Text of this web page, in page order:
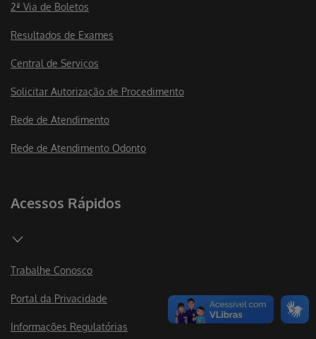
2ª Via de Boletos
Resultados de Exames
Central de Serviços
Solicitar Autorização de Procedimento
Rede de Atendimento
Rede de Atendimento Odonto
Acessos Rápidos
Trabalhe Conosco
Portal da Privacidade
Informações Regulatórias